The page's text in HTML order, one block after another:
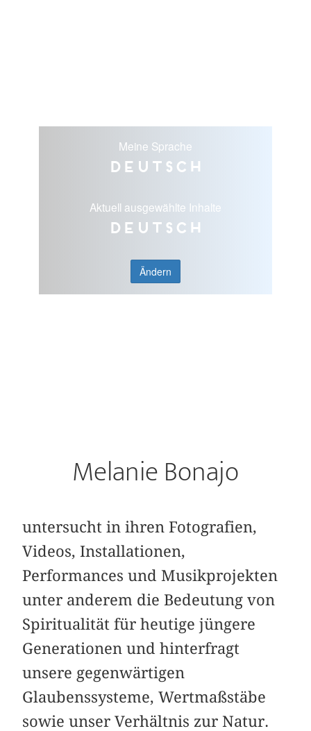
Meine Sprache
Deutsch
Aktuell ausgewählte Inhalte
Deutsch
Ändern
Melanie Bonajo
untersucht in ihren Fotografien,
Videos, Installationen,
Performances und Musikprojekten
unter anderem die Bedeutung von
Spiritualität für heutige jüngere
Generationen und hinterfragt
unsere gegenwärtigen
Glaubenssysteme, Wertmaßstäbe
sowie unser Verhältnis zur Natur.